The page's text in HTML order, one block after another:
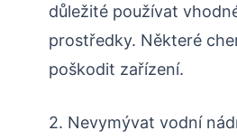
důležité používat
prostředky. Některé
poškodit zařízení.
2. Nevymývat vodní